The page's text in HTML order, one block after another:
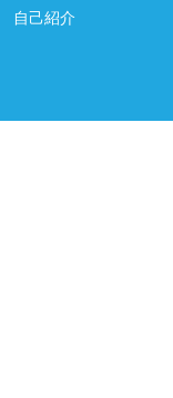
自己紹介